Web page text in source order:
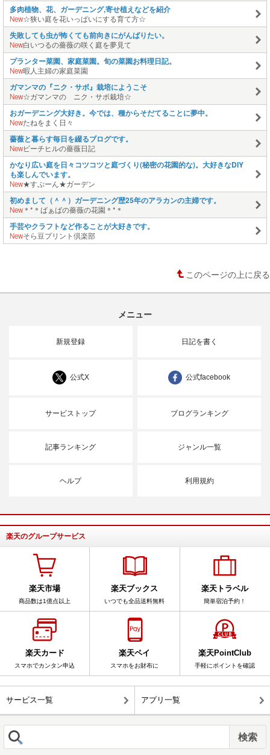
多肉植物、花、ガーデニング,寄せ植えなどを紹介
New☆狭い庭を花いっぱいにする育て方☆
失敗しても虫が怖くても前向きにがんばりたい。
New白いつるの薔薇の咲く庭を夢見て
プランター菜園、家庭菜園。旬の菜園お料理日記。
New暇人主婦の家庭菜園
ガマンマの『ニク・サボ』栽培にようこそ
New☆ガマンマの ニク・サボ栽培☆
おガーデニング大好き。今では、種からそだてることに夢中。
Newたねをまく日々
薔薇と暮らす毎日を綴るブログです。
Newピーチヒルの薔薇日記
かなり広い庭を日々コツコツと庭づくり(秘密の花園的な)。大好きなDIY
も楽しんでいます。
New★すぷーん★ガーデン
初めまして（＾＾）ガーデニング歴25年のアラカンの主婦です。
New＊*＊ばぁばの薔薇の花園＊*＊
手芸やクラフトなど作ることが大好きです。
Newそら豆プリント倶楽部
このページの上に戻る
メニュー
新規登録 日記を書く
公式X 公式facebook
サービストップ ブログランキング
記事ランキング ジャンル一覧
ヘルプ 利用規約
楽天のグループサービス
楽天市場
商品数は1億点以上
楽天ブックス
いつでも全品送料無料
楽天トラベル
簡単宿泊予約！
楽天カード
スマホでカンタン申込
楽天ペイ
スマホをお財布に
楽天PointClub
手軽にポイントを確認
サービス一覧 アプリ一覧